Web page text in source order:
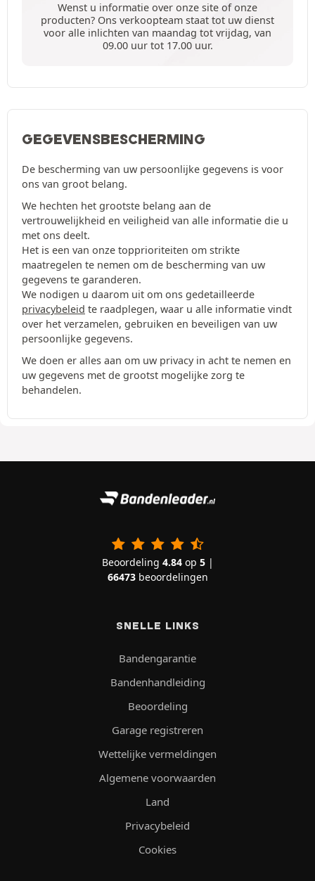
Wenst u informatie over onze site of onze
producten? Ons verkoopteam staat tot uw dienst
voor alle inlichten van maandag tot vrijdag, van
09.00 uur tot 17.00 uur.
GEGEVENSBESCHERMING
De bescherming van uw persoonlijke gegevens is voor
ons van groot belang.
We hechten het grootste belang aan de
vertrouwelijkheid en veiligheid van alle informatie die u
met ons deelt.
Het is een van onze topprioriteiten om strikte
maatregelen te nemen om de bescherming van uw
gegevens te garanderen.
We nodigen u daarom uit om ons gedetailleerde
privacybeleid te raadplegen, waar u alle informatie vindt
over het verzamelen, gebruiken en beveiligen van uw
persoonlijke gegevens.
We doen er alles aan om uw privacy in acht te nemen en
uw gegevens met de grootst mogelijke zorg te
behandelen.
Beoordeling 4.84op 5|
66473beoordelingen
SNELLE LINKS
Bandengarantie
Bandenhandleiding
Beoordeling
Garage registreren
Wettelijke vermeldingen
Algemene voorwaarden
Land
Privacybeleid
Cookies